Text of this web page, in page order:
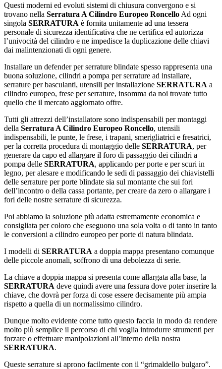
Questi moderni ed evoluti sistemi di chiusura convergono e si
trovano nella Serratura A Cilindro Europeo Roncello Ad ogni
singola SERRATURA è fornita unitamente ad una tessera
personale di sicurezza identificativa che ne certifica ed autorizza
l’univocità del cilindro e ne impedisce la duplicazione delle chiavi
dai malintenzionati di ogni genere.
Installare un defender per serrature blindate spesso rappresenta una
buona soluzione, cilindri a pompa per serrature ad installare,
serrature per basculanti, utensili per installazione SERRATURA a
cilindro europeo, frese per serrature, insomma da noi trovate tutto
quello che il mercato aggiornato offre.
Tutti gli attrezzi dell’installatore sono indispensabili per montaggi
della Serratura A Cilindro Europeo Roncello, utensili
indispensabili, le punte, le frese, i trapani, smerigliatrici e fresatrici,
per la corretta procedura di montaggio delle SERRATURA, per
generare da capo ed allargare il foro di passaggio dei cilindri a
pompa delle SERRATURA, applicando per porte e per scuri in
legno, per alesare e modificando le sedi di passaggio dei chiavistelli
delle serrature per porte blindate sia sul montante che sui fori
dell’incontro o della cassa portante, per creare da zero o allargare i
fori delle nostre serrature di sicurezza.
Poi abbiamo la soluzione più adatta estremamente economica e
consigliata per coloro che eseguono una sola volta o di tanto in tanto
le conversioni a cilindro europeo per porte di natura blindata.
I modelli di SERRATURA a doppia mappa presentano comunque
delle piccole anomali, soffrono di una debolezza di serie.
La chiave a doppia mappa si presenta come allargata alla base, la
SERRATURA deve quindi avere una fessura dove poter inserire la
chiave, che dovrà per forza di cose essere decisamente più ampia
rispetto a quella di un normalissimo cilindro.
Dunque molto evidente come tutto questo faccia in modo da rendere
molto più semplice il percorso di chi voglia introdurre strumenti per
forzare o effettuare manipolazioni all’interno della nostra
SERRATURA.
Queste serrature si aprono facilmente con il “grimaldello bulgaro”.